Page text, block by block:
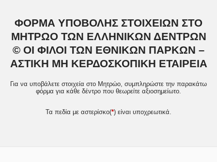
ΦΟΡΜΑ ΥΠΟΒΟΛΗΣ ΣΤΟΙΧΕΙΩΝ ΣΤΟ
ΜΗΤΡΩΟ ΤΩΝ ΕΛΛΗΝΙΚΩΝ ΔΕΝΤΡΩΝ
© ΟΙ ΦΙΛΟΙ ΤΩΝ ΕΘΝΙΚΩΝ ΠΑΡΚΩΝ –
ΑΣΤΙΚΗ ΜΗ ΚΕΡΔΟΣΚΟΠΙΚΗ ΕΤΑΙΡΕΙΑ
Για να υποβάλετε στοιχεία στο Μητρώο, συμπληρώστε την παρακάτω
φόρμα για κάθε δέντρο που θεωρείτε αξιοσημείωτο.
Τα πεδία με αστερίσκο(*) είναι υποχρεωτικά.